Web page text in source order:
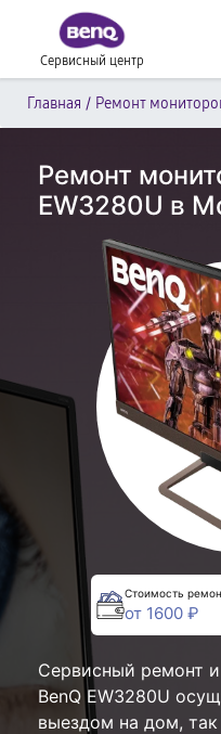
Сервисный центр
Главная / Ремонт
Ремонт
EW3280U в
Стоимость
от 1600 ₽
Сервисный ремонт
BenQ EW3280U
выездом на дом, так